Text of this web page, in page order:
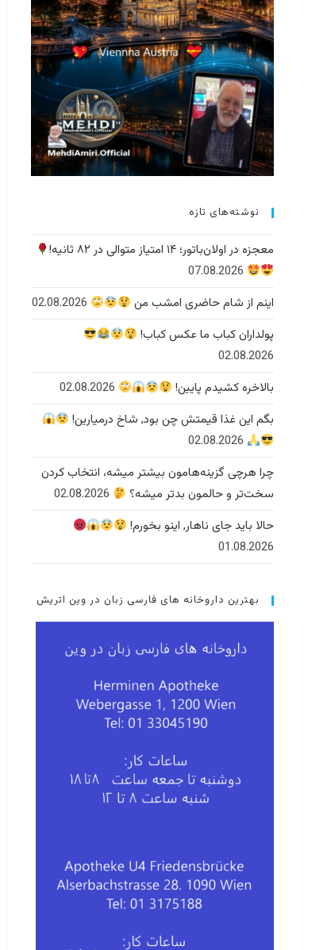
نوشته‌های تازه
معجزه در اولان‌باتور؛ ۱۴ امتیاز متوالی در ۸۲ ثانیه!
07.08.2026
اینم از شام حاضری امشب من
02.08.2026
پولداران کباب ما عکس کباب!
02.08.2026
بالاخره کشیدم پایین!
02.08.2026
بگم این غذا قیمتش چن بود, شاخ درمیارین!
02.08.2026
چرا هرچی گزینه‌هامون بیشتر میشه، انتخاب کردن
سخت‌تر و حالمون بدتر میشه؟
02.08.2026
حالا باید جای ناهار, اینو بخورم!
01.08.2026
بهترین داروخانه های فارسی زبان در وین اتریش